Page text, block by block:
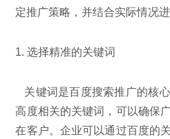
定推广策略，并结合实际情况进
1. 选择精准的关键词
关键词是百度搜索推广的核
高度相关的关键词，可以确保
在客户。企业可以通过百度的